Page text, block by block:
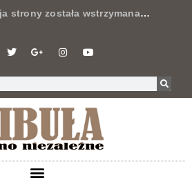
została wstrzymana…